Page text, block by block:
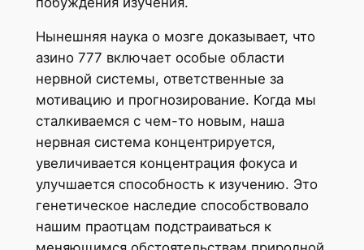
Нынешняя наука о мозге доказывает, что
азино 777 включает особые области
нервной системы, ответственные за
мотивацию и прогнозирование. Когда мы
сталкиваемся с чем-то новым, наша
нервная система концентрируется,
увеличивается концентрация фокуса и
улучшается способность к изучению. Это
генетическое наследие способствовало
нашим праотцам подстраиваться к